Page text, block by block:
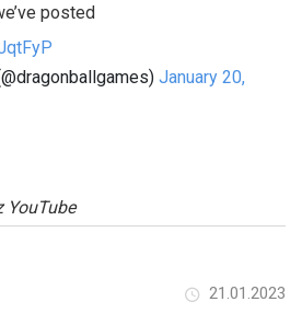
posted
January 20,
YouTube
21.01.2023